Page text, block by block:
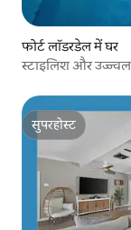
फोर्ट लॉडरडेल में घर
स्टाइलिश और
सुपरहोस्ट
सुपरहोस्ट